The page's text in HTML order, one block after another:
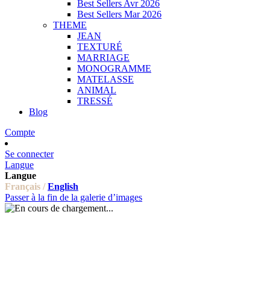
Best Sellers Avr 2026
Best Sellers Mar 2026
THEME
JEAN
TEXTURÉ
MARRIAGE
MONOGRAMME
MATELASSE
ANIMAL
TRESSÉ
Blog
Compte
Se connecter
Langue
Langue
Français / English
Passer à la fin de la galerie d’images